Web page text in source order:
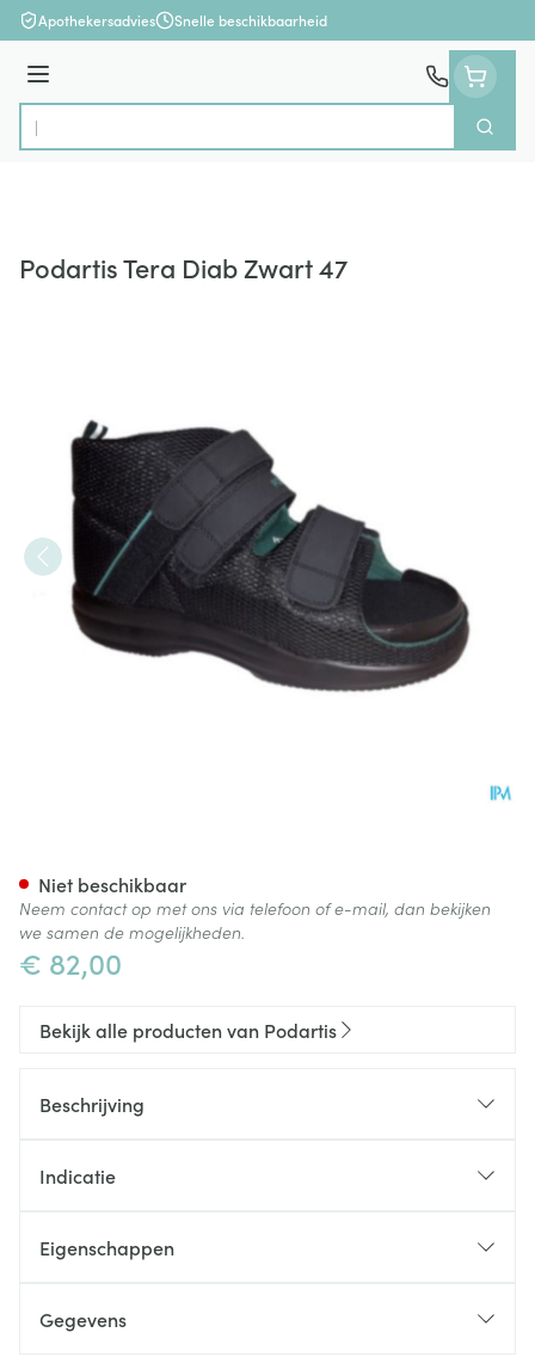
Ga naar de inhoud
Apothekersadvies Snelle beschikbaarheid
Menu
Product, merk, categorie...
Zoek
Podartis Tera Diab Zwart 47
€ 82,00
Niet beschikbaar
Neem contact op met ons via telefoon of e-mail, dan bekijken
we samen de mogelijkheden.
Bekijk alle producten van Podartis
Beschrijving
Indicatie
Eigenschappen
Gegevens